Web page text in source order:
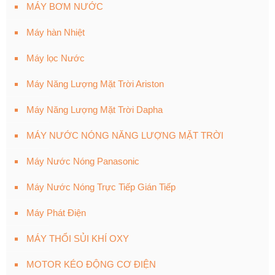
MÁY BƠM NƯỚC
Máy hàn Nhiệt
Máy lọc Nước
Máy Năng Lượng Mặt Trời Ariston
Máy Năng Lượng Mặt Trời Dapha
MÁY NƯỚC NÓNG NĂNG LƯỢNG MẶT TRỜI
Máy Nước Nóng Panasonic
Máy Nước Nóng Trực Tiếp Gián Tiếp
Máy Phát Điện
MÁY THỔI SỦI KHÍ OXY
MOTOR KÉO ĐỘNG CƠ ĐIỆN